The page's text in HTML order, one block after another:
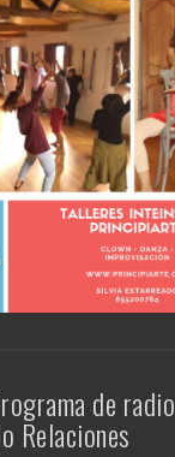
de radio
Relaciones